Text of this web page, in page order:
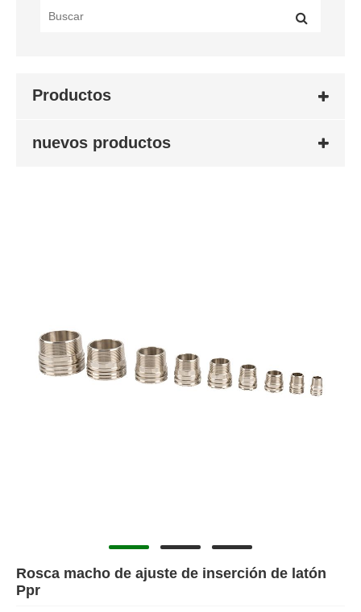
Productos
nuevos productos
Rosca macho de ajuste de inserción de latón
Ppr